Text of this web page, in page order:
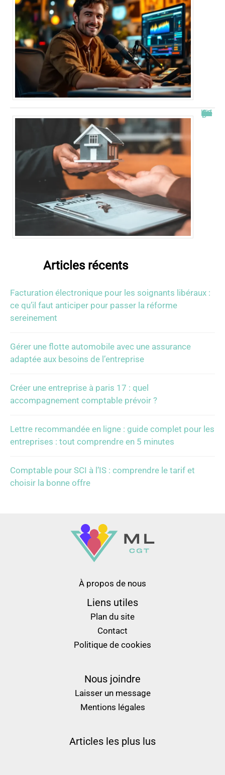
Combien de fois peut-on passer en commission logement ?
Articles récents
Facturation électronique pour les soignants libéraux :
ce qu’il faut anticiper pour passer la réforme
sereinement
Gérer une flotte automobile avec une assurance
adaptée aux besoins de l’entreprise
Créer une entreprise à paris 17 : quel
accompagnement comptable prévoir ?
Lettre recommandée en ligne : guide complet pour les
entreprises : tout comprendre en 5 minutes
Comptable pour SCI à l’IS : comprendre le tarif et
choisir la bonne offre
À propos de nous
Liens utiles
Plan du site
Contact
Politique de cookies
Nous joindre
Laisser un message
Mentions légales
Articles les plus lus